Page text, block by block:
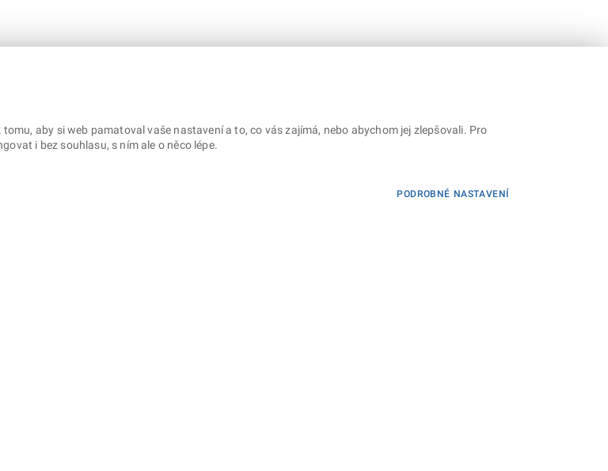
aby si web pamatoval vaše nastavení a to, co vás zajímá, nebo abychom jej zlepšovali. Pro
i bez souhlasu, s ním ale o něco lépe.
PODROBNÉ NASTAVENÍ